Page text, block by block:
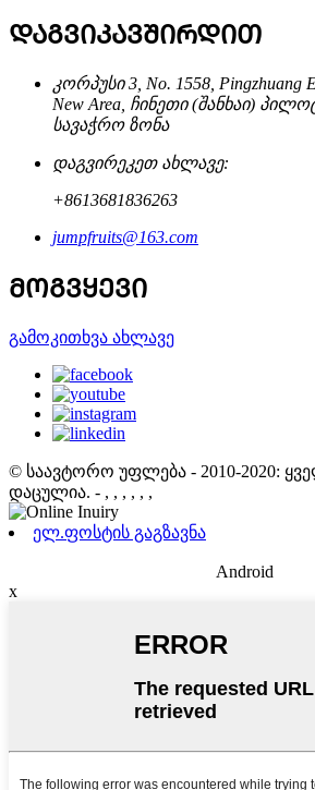
ᲓᲐᲒᲕᲘᲙᲐᲕᲨᲘᲠᲓᲘᲗ
კორპუსი 3, No. 1558, Pingzhuang
New Area, ჩინეთი (შანხაი)
სავაჭრო ზონა
დაგვირეკეთ ახლავე:
+8613681836263
jumpfruits@163.com
ᲛᲝᲒᲕᲧᲔᲕᲘ
გამოკითხვა ახლავე
© საავტორო უფლება - 2010-2020:
დაცულია. - , , , , , ,
ელ.ფოსტის გაგზავნა
Android
x